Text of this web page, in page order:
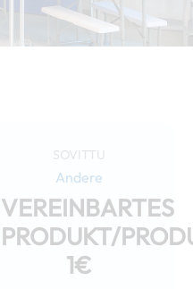
SOVITTU
Andere
VEREINBARTES
PRODUKT/
1€